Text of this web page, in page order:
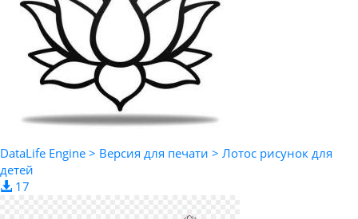
DataLife Engine > Версия для печати > Лотос рисунок для
детей
17